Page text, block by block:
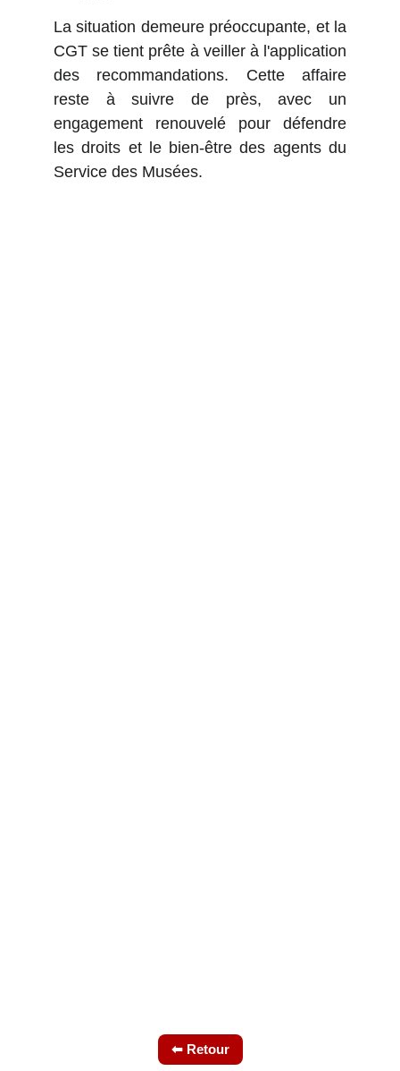
La situation demeure préoccupante, et la
CGT se tient prête à veiller à l'application
des recommandations. Cette affaire
reste à suivre de près, avec un
engagement renouvelé pour défendre
les droits et le bien-être des agents du
Service des Musées.